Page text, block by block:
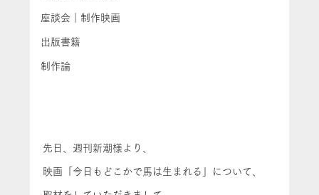
座談会｜制作映画
出版書籍
制作論
先日、週刊新潮様より、
映画「今日もどこかで馬は生まれる」について、